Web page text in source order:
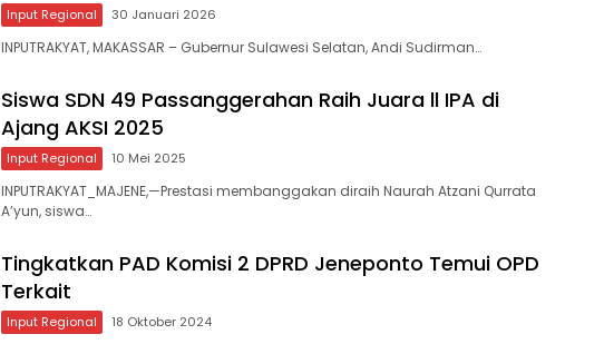
Input Regional 30 Januari 2026
INPUTRAKYAT, MAKASSAR – Gubernur Sulawesi Selatan, Andi Sudirman…
Siswa SDN 49 Passanggerahan Raih Juara ll IPA di
Ajang AKSI 2025
Input Regional 10 Mei 2025
INPUTRAKYAT_MAJENE,—Prestasi membanggakan diraih Naurah Atzani Qurrata
A’yun, siswa…
Tingkatkan PAD Komisi 2 DPRD Jeneponto Temui OPD
Terkait
Input Regional 18 Oktober 2024